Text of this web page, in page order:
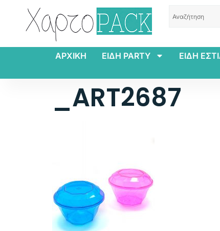
ΑΡΧΙΚΗ ΕΙΔΗ PARTY ΕΙΔΗ
_ART2687